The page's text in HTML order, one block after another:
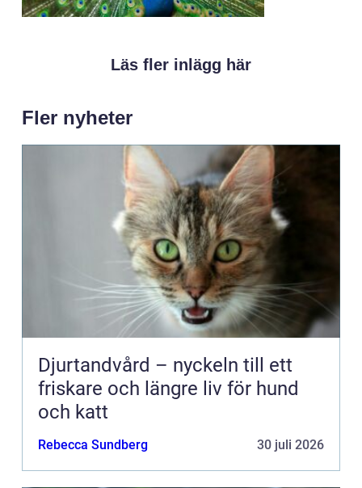
Läs fler inlägg här
Fler nyheter
Djurtandvård – nyckeln till ett
friskare och längre liv för hund
och katt
Rebecca Sundberg 30 juli 2026